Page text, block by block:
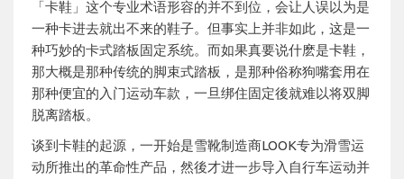
「卡鞋」这个专业术语形容的并不到位，会让人误以为是
一种卡进去就出不来的鞋子。但事实上并非如此，这是一
种巧妙的卡式踏板固定系统。而如果真要说什麽是卡鞋，
那大概是那种传统的脚束式踏板，是那种俗称狗嘴套用在
那种便宜的入门运动车款，一旦绑住固定後就难以将双脚
脱离踏板。
谈到卡鞋的起源，一开始是雪靴制造商LOOK专为滑雪运
动所推出的革命性产品，然後才进一步导入自行车运动并